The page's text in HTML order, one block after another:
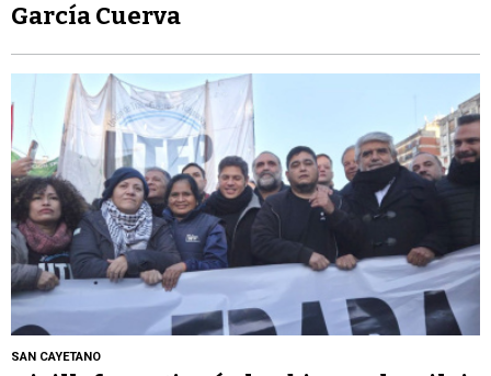
García Cuerva
SAN CAYETANO